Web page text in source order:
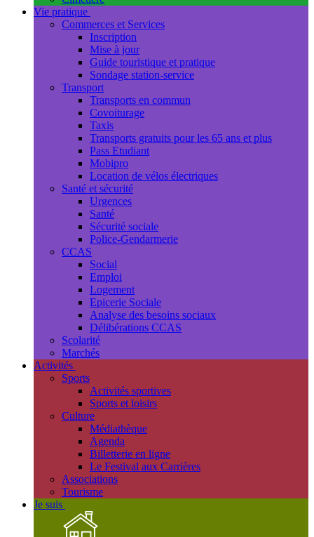
Vie pratique
Commerces et Services
Inscription
Mise à jour
Guide touristique et pratique
Sondage station-service
Transport
Transports en commun
Covoiturage
Taxis
Transports gratuits pour les 65 ans et plus
Pass Etudiant
Mobipro
Location de vélos électriques
Santé et sécurité
Urgences
Santé
Sécurité sociale
Police-Gendarmerie
CCAS
Social
Emploi
Logement
Epicerie Sociale
Analyse des besoins sociaux
Délibérations CCAS
Scolarité
Marchés
Activités
Sports
Activités sportives
Sports et loisirs
Culture
Médiathèque
Agenda
Billetterie en ligne
Le Festival aux Carrières
Associations
Tourisme
Je suis